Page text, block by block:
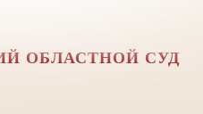
ОБЛАСТНОЙ СУД